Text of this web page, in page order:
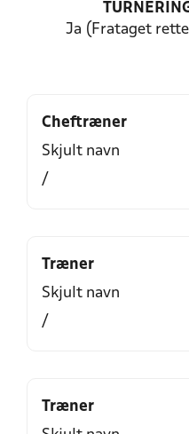
Ja (Frataget
Cheftræner
Skjult navn
/
Træner
Skjult navn
/
Træner